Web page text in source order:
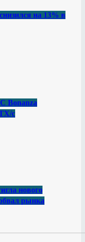
на 13% в
Bonanza
с
нового
рынка